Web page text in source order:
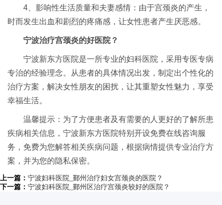
4、影响性生活质量和夫妻感情：由于宫颈炎的产生，
时而发生出血和剧烈的疼痛感，让女性患者产生厌恶感。
宁波治疗宫颈炎的好医院？
宁波新东方医院是一所专业的妇科医院，采用专医专病
专治的经验理念。从患者的具体情况出发，制定出个性化的
治疗方案，解决女性朋友的困扰，让其重塑女性魅力，享受
幸福生活。
温馨提示：为了方便患者及有需要的人更好的了解所患
疾病相关信息，宁波新东方医院特别开设免费在线咨询服
务，免费为您解答相关疾病问题，根据病情提供专业治疗方
案，并为您的隐私保密。
上一篇： 宁波妇科医院_鄞州治疗妇女宫颈炎的医院？
下一篇： 宁波妇科医院_鄞州区治疗宫颈炎较好的医院？